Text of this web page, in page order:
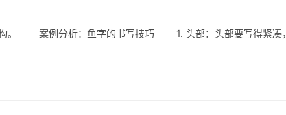
。 案例分析：鱼字的书写技巧 1. 头部：头部要写得紧凑